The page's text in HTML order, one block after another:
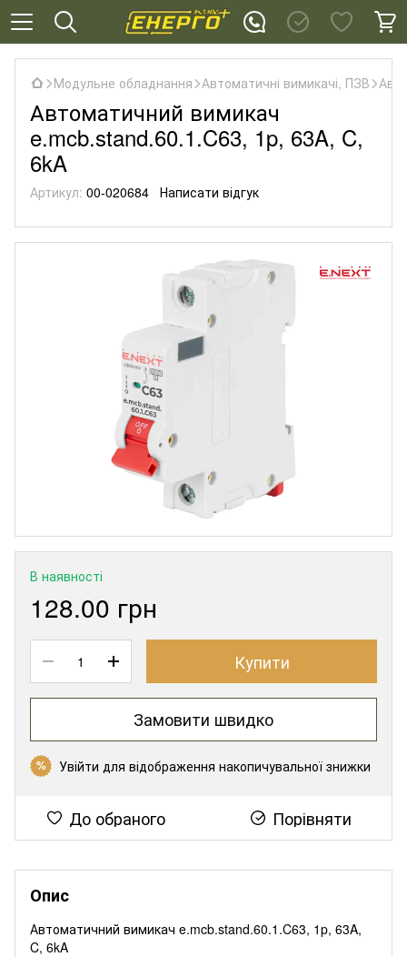
Модульне обладнання Автоматичні вимикачі, ПЗВ
Автоматичний вимикач
e.mcb.stand.60.1.C63, 1p, 63A, C,
6kA
Артикул: 00-020684 Написати відгук
В наявності
128.00 грн
Купити
Замовити швидко
% Увійти для відображення накопичувальної знижки
До обраного Порівняти
Опис
Автоматичний вимикач e.mcb.stand.60.1.C63, 1p, 63A,
C, 6kA